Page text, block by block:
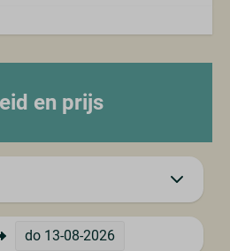
en prijs
do 13-08-2026